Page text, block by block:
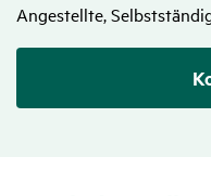
Angestellte,